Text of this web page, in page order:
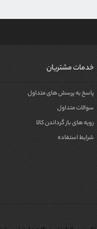
خدمات مشتریان
پاسخ به پرسش های متداول
سوالات متداول
رویه های باز گرداندن کالا
شرایط استفاده